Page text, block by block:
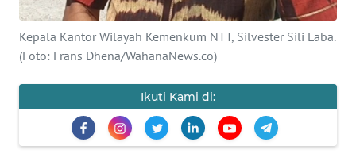
Kepala Kantor Wilayah Kemenkum NTT, Silvester Sili Laba.
(Foto: Frans Dhena/WahanaNews.co)
Ikuti Kami di:
TENTANG
KAMI
PEDOMAN
MEDIA